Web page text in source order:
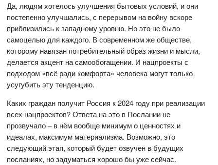
Да, людям хотелось улучшения бытовых условий, и они
постепенно улучшались, с перерывом на войну вскоре
приблизились к западному уровню. Но это не было
самоцелью для каждого. В современном же обществе,
которому навязан потребительный образ жизни и мысли,
делается акцент на самообогащении. И нацпроекты с
подходом «всё ради комфорта» человека могут только
усугубить эту тенденцию.
Каких граждан получит Россия к 2024 году при реализации
всех нацпроектов? Ответа на это в Послании не
прозвучало – в нём вообще минимум о ценностях и
идеалах, максимум материализма. Возможно, это
следующий этап, который будет озвучен в будущих
посланиях, но задуматься хорошо бы уже сейчас.